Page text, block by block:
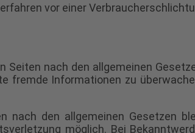
vor einer
nach den allgemeinen
Informationen zu
den allgemeinen Gesetzen
möglich. Bei